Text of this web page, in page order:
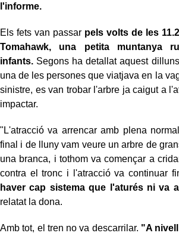
l'informe.
Els fets van passar pels volts de les
Tomahawk, una petita muntanya
infants. Segons ha detallat aquest
una de les persones que viatjava en la
sinistre, es van trobar l'arbre ja caigut a
impactar.
"L'atracció va arrencar amb plena
final i de lluny vam veure un arbre de
una branca, i tothom va començar a
contra el tronc i l'atracció va continuar
haver cap sistema que l'aturés ni va
relatat la dona.
Amb tot, el tren no va descarrilar. "A